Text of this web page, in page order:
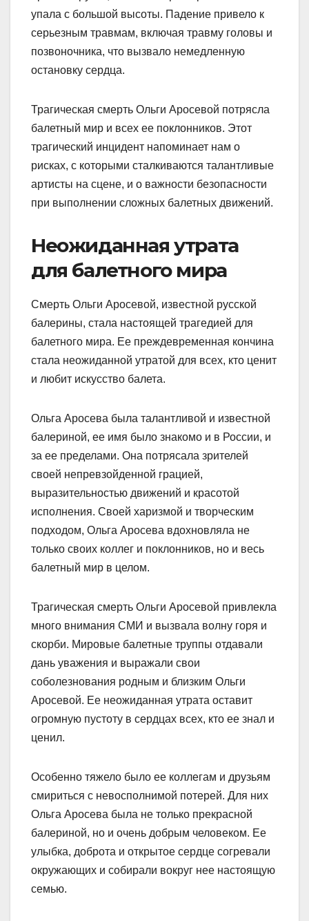
упала с большой высоты. Падение привело к
серьезным травмам, включая травму головы и
позвоночника, что вызвало немедленную
остановку сердца.
Трагическая смерть Ольги Аросевой потрясла
балетный мир и всех ее поклонников. Этот
трагический инцидент напоминает нам о
рисках, с которыми сталкиваются талантливые
артисты на сцене, и о важности безопасности
при выполнении сложных балетных движений.
Неожиданная утрата
для балетного мира
Смерть Ольги Аросевой, известной русской
балерины, стала настоящей трагедией для
балетного мира. Ее преждевременная кончина
стала неожиданной утратой для всех, кто ценит
и любит искусство балета.
Ольга Аросева была талантливой и известной
балериной, ее имя было знакомо и в России, и
за ее пределами. Она потрясала зрителей
своей непревзойденной грацией,
выразительностью движений и красотой
исполнения. Своей харизмой и творческим
подходом, Ольга Аросева вдохновляла не
только своих коллег и поклонников, но и весь
балетный мир в целом.
Трагическая смерть Ольги Аросевой привлекла
много внимания СМИ и вызвала волну горя и
скорби. Мировые балетные труппы отдавали
дань уважения и выражали свои
соболезнования родным и близким Ольги
Аросевой. Ее неожиданная утрата оставит
огромную пустоту в сердцах всех, кто ее знал и
ценил.
Особенно тяжело было ее коллегам и друзьям
смириться с невосполнимой потерей. Для них
Ольга Аросева была не только прекрасной
балериной, но и очень добрым человеком. Ее
улыбка, доброта и открытое сердце согревали
окружающих и собирали вокруг нее настоящую
семью.